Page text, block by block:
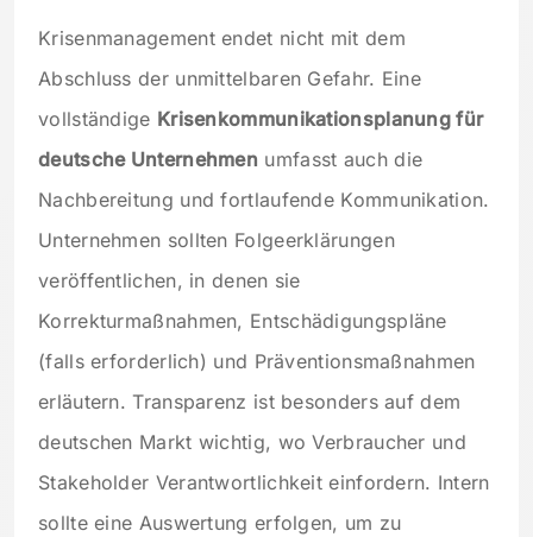
Krisenmanagement endet nicht mit dem
Abschluss der unmittelbaren Gefahr. Eine
vollständige Krisenkommunikationsplanung für
deutsche Unternehmen umfasst auch die
Nachbereitung und fortlaufende Kommunikation.
Unternehmen sollten Folgeerklärungen
veröffentlichen, in denen sie
Korrekturmaßnahmen, Entschädigungspläne
(falls erforderlich) und Präventionsmaßnahmen
erläutern. Transparenz ist besonders auf dem
deutschen Markt wichtig, wo Verbraucher und
Stakeholder Verantwortlichkeit einfordern. Intern
sollte eine Auswertung erfolgen, um zu